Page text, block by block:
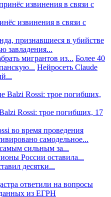
извинения в связи с
признавшиеся в убийстве
завладения...
мигрантов из... Более 40
Нейросеть Claude
Rossi: трое погибших, 17
во время проведения
самодельное...
сильным за...
России оставила...
десятки...